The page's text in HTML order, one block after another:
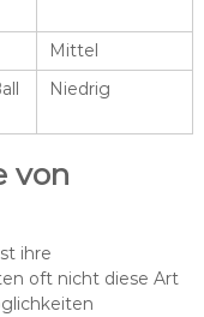
Mittel
Niedrig
von
ihre
oft nicht diese Art